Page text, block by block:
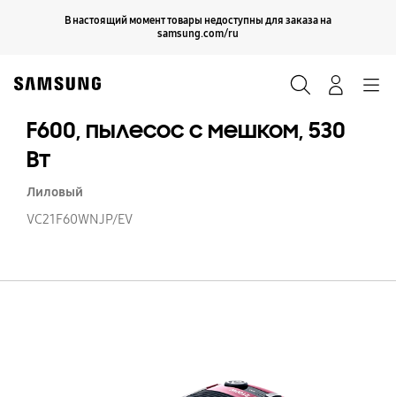
В настоящий момент товары недоступны для заказа на
samsung.com/ru
Продолжить
F600, пылесос с мешком, 530
Вт
Лиловый
VC21F60WNJP/EV